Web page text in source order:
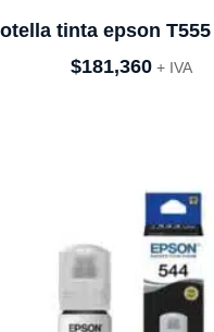
tinta epson
$181,360 + IVA